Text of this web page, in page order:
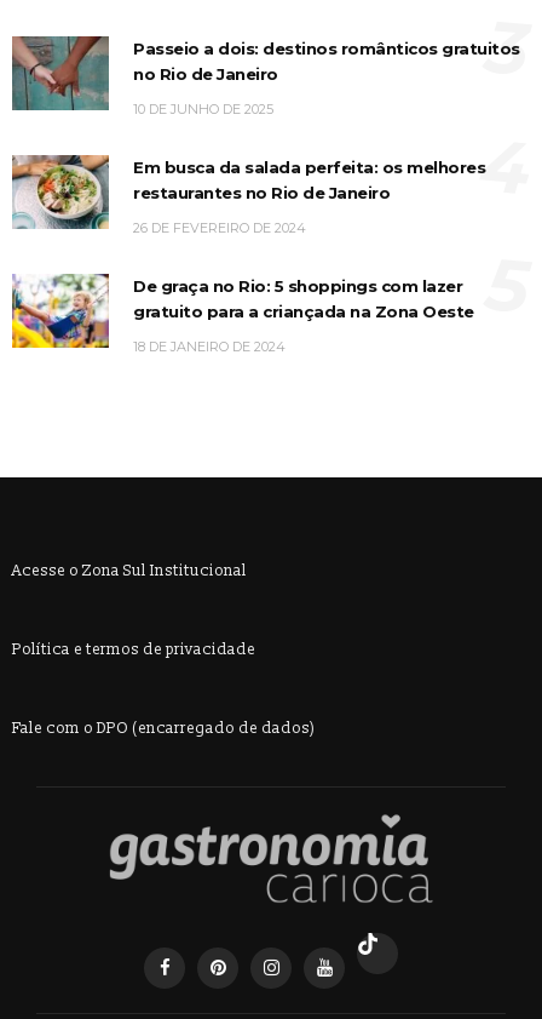
Passeio a dois: destinos românticos gratuitos
no Rio de Janeiro
10 DE JUNHO DE 2025
3
Em busca da salada perfeita: os melhores
restaurantes no Rio de Janeiro
26 DE FEVEREIRO DE 2024
4
De graça no Rio: 5 shoppings com lazer
gratuito para a criançada na Zona Oeste
18 DE JANEIRO DE 2024
Acesse o Zona Sul Institucional
Política e termos de privacidade
Fale com o DPO (encarregado de dados)